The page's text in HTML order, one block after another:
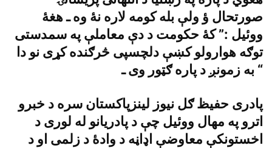
صورتحال ؤ ولې بله کومه لاره نۀ وه ـ هغۀ
ووئيل :” کۀ حکومت د دې معاملې په سمدستى
توګه هوارولو کښې دلچسپى څرګنده کړى نو دا
به زمونږ د پاره ګټور وى ـ “
پادرى حفيظ ګل نيوز لينزپاکستان سره د خبرو
اترو په مهال ووئيل چې د پادريانو له لورى د
اخستونکې معاوضې اډاڼه د وادۀ د زلمى او د